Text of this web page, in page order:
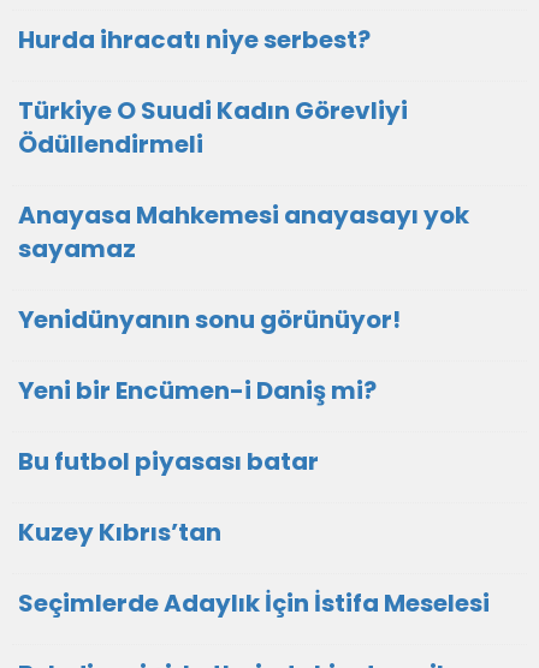
Hurda ihracatı niye serbest?
Türkiye O Suudi Kadın Görevliyi
Ödüllendirmeli
Anayasa Mahkemesi anayasayı yok
sayamaz
Yenidünyanın sonu görünüyor!
Yeni bir Encümen-i Daniş mi?
Bu futbol piyasası batar
Kuzey Kıbrıs’tan
Seçimlerde Adaylık İçin İstifa Meselesi